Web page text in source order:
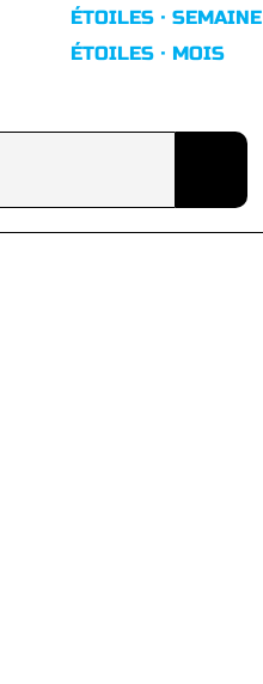
ÉTOILES · SEMAINE
ÉTOILES · MOIS